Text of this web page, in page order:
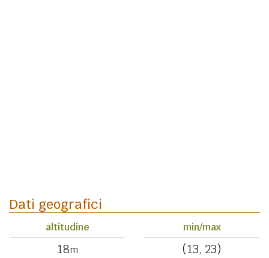
Dati geografici
altitudine
18m
min/max
(13, 23)